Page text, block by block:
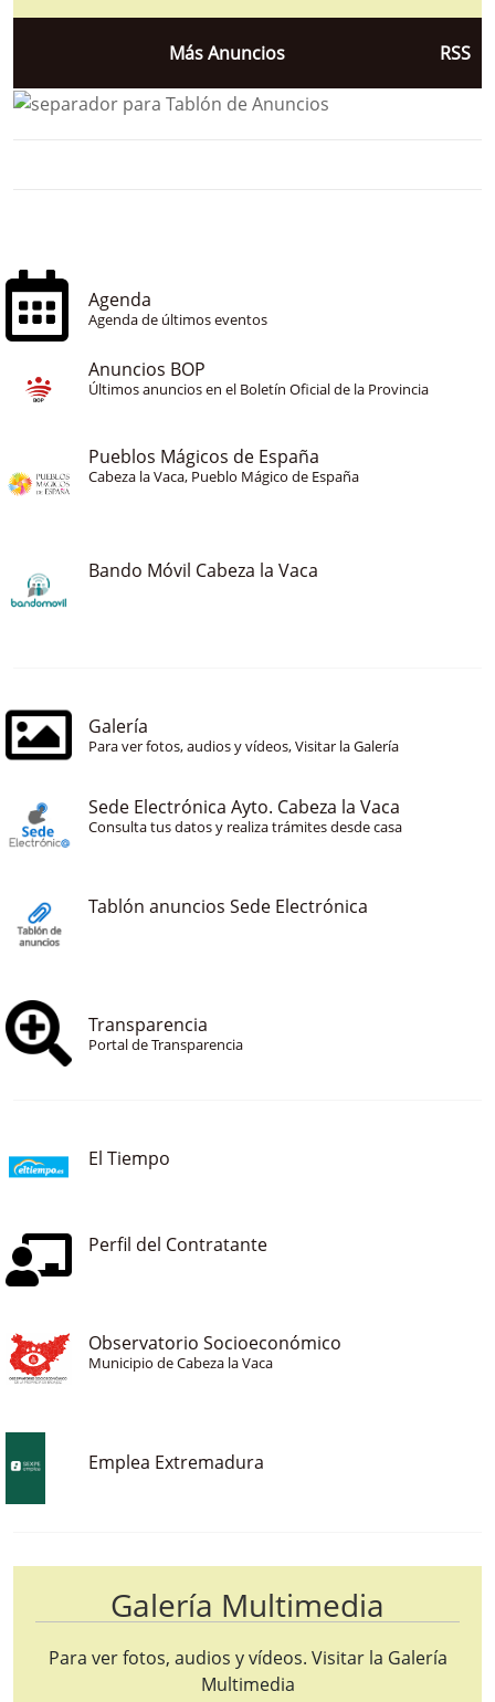
Más Anuncios RSS
Agenda
Agenda de últimos eventos
Anuncios BOP
Últimos anuncios en el Boletín Oficial de la Provincia
Pueblos Mágicos de España
Cabeza la Vaca, Pueblo Mágico de España
Bando Móvil Cabeza la Vaca
Galería
Para ver fotos, audios y vídeos, Visitar la Galería
Sede Electrónica Ayto. Cabeza la Vaca
Consulta tus datos y realiza trámites desde casa
Tablón anuncios Sede Electrónica
Transparencia
Portal de Transparencia
El Tiempo
Perfil del Contratante
Observatorio Socioeconómico
Municipio de Cabeza la Vaca
Emplea Extremadura
Galería Multimedia
Para ver fotos, audios y vídeos. Visitar la Galería
Multimedia